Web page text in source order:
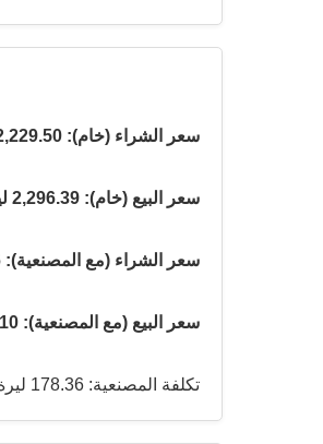
سعر الشراء (خام): 2,229.50 ليرة تركية
سعر البيع (خام): 2,296.39 ليرة تركية
سعر الشراء (مع المصنعية): 2,407.86 ليرة تركية
سعر البيع (مع المصنعية): 2,480.10 ليرة تركية
تكلفة المصنعية: 178.36 ليرة تركية